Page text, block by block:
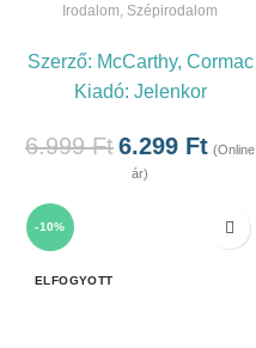
Irodalom, Szépirodalom
Szerző: McCarthy, Cormac
Kiadó: Jelenkor
6.999Ft6.299 Ft (Online
ár)
-10%
ELFOGYOTT